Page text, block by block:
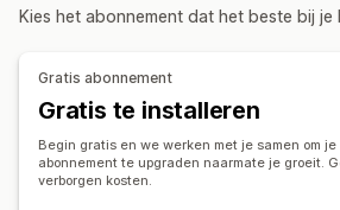
Exclusieve toegang
Evenementen
Diensten
Kies het abonnement dat het beste bij je
Gratis abonnement
Gratis te installeren
Begin gratis en we werken met je samen om je
abonnement te upgraden naarmate je groeit.
verborgen kosten.